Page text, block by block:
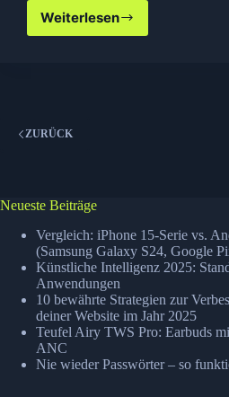
Weiterlesen
Black
ZURÜCK
Neueste Beiträge
Vergleich: iPhone 15-Serie vs.
(Samsung Galaxy S24, Google
Künstliche Intelligenz 2025:
Anwendungen
10 bewährte Strategien zur
deiner Website im Jahr 2025
Teufel Airy TWS Pro: Earbuds
ANC
Nie wieder Passwörter – so